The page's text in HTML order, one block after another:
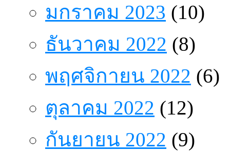
มกราคม 2023 (10)
ธันวาคม 2022 (8)
พฤศจิกายน 2022 (6)
ตุลาคม 2022 (12)
กันยายน 2022 (9)